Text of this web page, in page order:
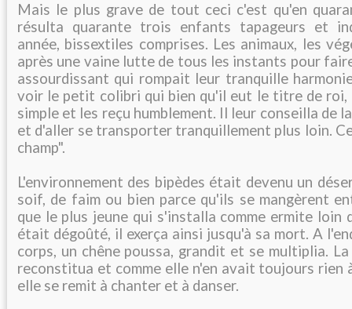
Mais le plus grave de tout ceci c'est qu'en
résulta quarante trois enfants tapageurs et
année, bissextiles comprises. Les animaux, les
après une vaine lutte de tous les instants pour
assourdissant qui rompait leur tranquille
voir le petit colibri qui bien qu'il eut le titre de
simple et les reçu humblement. Il leur conseilla de
et d'aller se transporter tranquillement plus loin.
champ".
L'environnement des bipèdes était devenu un
soif, de faim ou bien parce qu'ils se mangèrent
que le plus jeune qui s'installa comme ermite loin
était dégoûté, il exerça ainsi jusqu'à sa mort. A
corps, un chêne poussa, grandit et se multiplia.
reconstitua et comme elle n'en avait toujours rien
elle se remit à chanter et à danser.